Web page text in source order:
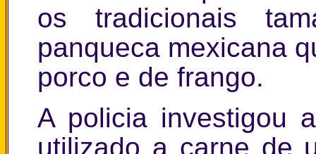
os tradicionais
panqueca mexicana
porco e de frango.
A policia investigou
utilizado a carne de